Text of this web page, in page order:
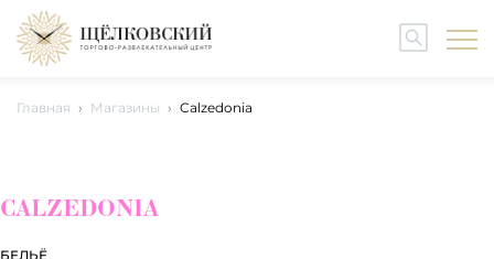
Главная Магазины Calzedonia
CALZEDONIA
БЕЛЬЁ